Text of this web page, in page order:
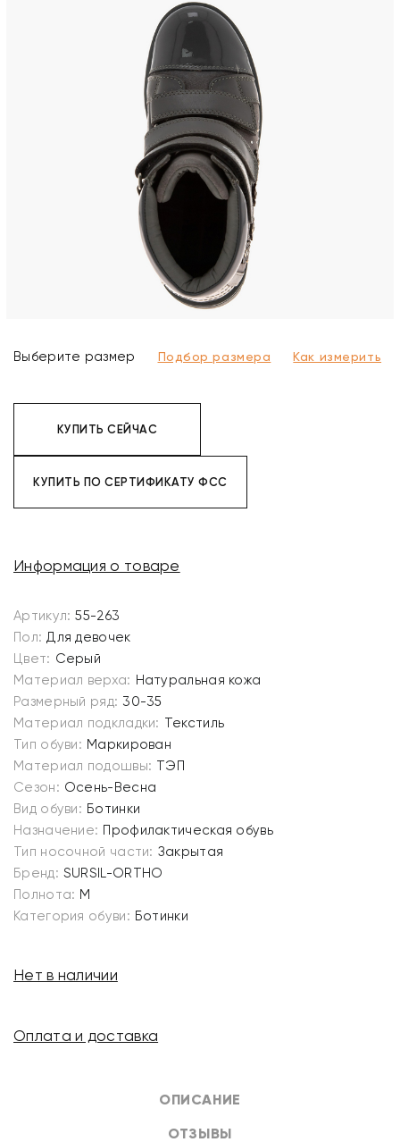
ОПИСАНИЕ
ОТЗЫВЫ
Выберите размер Подбор размера Как измерить
КУПИТЬ СЕЙЧАС
КУПИТЬ ПО СЕРТИФИКАТУ ФСС
Информация о товаре
Артикул: 55-263
Пол: Для девочек
Цвет: Серый
Материал верха: Натуральная кожа
Размерный ряд: 30-35
Материал подкладки: Текстиль
Тип обуви: Маркирован
Материал подошвы: ТЭП
Сезон: Осень-Весна
Вид обуви: Ботинки
Назначение: Профилактическая обувь
Тип носочной части: Закрытая
Бренд: SURSIL-ORTHO
Полнота: M
Категория обуви: Ботинки
Нет в наличии
Оплата и доставка